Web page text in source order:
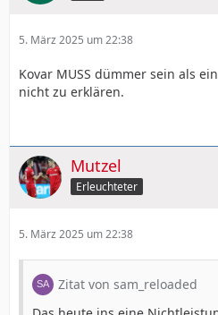
5. März 2025 um 22:38
Kovar MUSS dümmer sein als
nicht zu erklären.
Mutzel
Erleuchteter
5. März 2025 um 22:38
Zitat von sam_reloaded